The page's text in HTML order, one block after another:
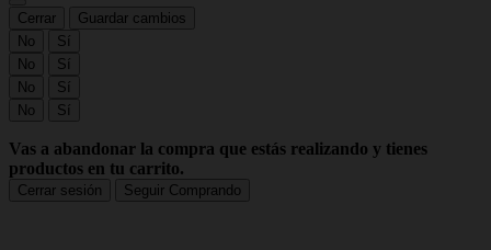
Cerrar
Guardar cambios
No
Sí
No
Sí
No
Sí
No
Sí
Vas a abandonar la compra que estás realizando y tienes
productos en tu carrito.
Cerrar sesión Seguir Comprando